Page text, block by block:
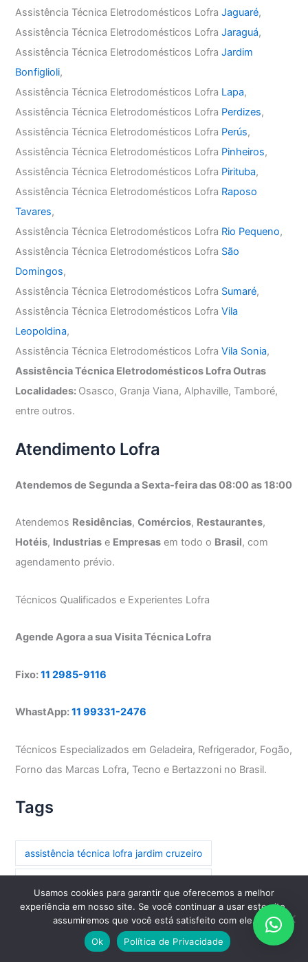
Assistência Técnica Eletrodomésticos LofraJaguaré,
Assistência Técnica Eletrodomésticos LofraJaraguá,
Assistência Técnica Eletrodomésticos LofraJardim
Bonfiglioli,
Assistência Técnica Eletrodomésticos Lofra Lapa,
Assistência Técnica Eletrodomésticos Lofra Perdizes,
Assistência Técnica Eletrodomésticos Lofra Perús,
Assistência Técnica Eletrodomésticos Lofra Pinheiros,
Assistência Técnica Eletrodomésticos Lofra Pirituba,
Assistência Técnica Eletrodomésticos Lofra Raposo
Tavares,
Assistência Técnica Eletrodomésticos Lofra Rio Pequeno,
Assistência Técnica Eletrodomésticos Lofra São
Domingos,
Assistência Técnica Eletrodomésticos Lofra Sumaré,
Assistência Técnica Eletrodomésticos LofraVila
Leopoldina,
Assistência Técnica Eletrodomésticos LofraVila Sonia,
Assistência Técnica Eletrodomésticos Lofra Outras
Localidades: Osasco, Granja Viana, Alphaville, Tamboré,
entre outros.
Atendimento Lofra
Atendemos de Segunda a Sexta-feira das 08:00 as 18:00
Atendemos Residências,Comércios, Restaurantes,
Hotéis, Industrias e Empresas em todo o Brasil, com
agendamento prévio.
Técnicos Qualificados e Experientes Lofra
Agende Agora a sua Visita Técnica Lofra
Fixo:11 2985-9116
WhastApp:11 99331-2476
Técnicos Especializados em Geladeira, Refrigerador, Fogão,
Forno das Marcas Lofra, Tecno e Bertazzoni no Brasil.
Tags
assistência técnica lofra jardim cruzeiro
assistência técnica lofra paraíso
assistência técnica lofra paraíso do morumbi
Usamos cookies para garantir que oferecemos a melhor
experiência em nosso site. Se você continuar a usar este site,
assumiremos que você está satisfeito com ele.
Ok
Política de Privacidade